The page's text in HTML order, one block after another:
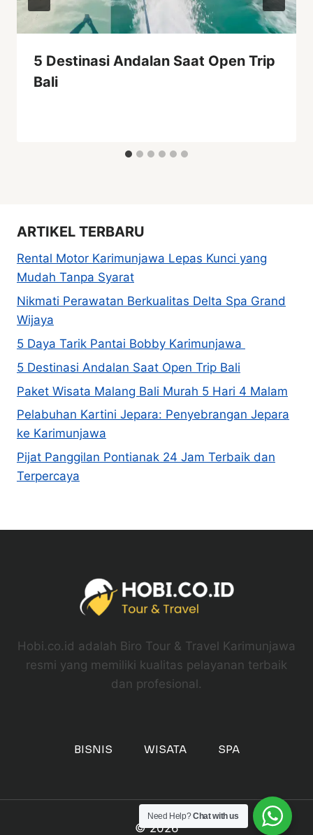
5 Destinasi Andalan Saat Open Trip
Bali
ARTIKEL TERBARU
Rental Motor Karimunjawa Lepas Kunci yang
Mudah Tanpa Syarat
Nikmati Perawatan Berkualitas Delta Spa Grand
Wijaya
5 Daya Tarik Pantai Bobby Karimunjawa
5 Destinasi Andalan Saat Open Trip Bali
Paket Wisata Malang Bali Murah 5 Hari 4 Malam
Pelabuhan Kartini Jepara: Penyebrangan Jepara
ke Karimunjawa
Pijat Panggilan Pontianak 24 Jam Terbaik dan
Terpercaya
Hobi.co.id adalah Biro Tour & Travel Karimunjawa
resmi yang memiliki kualitas pelayanan terbaik
dan profesional.
BISNIS WISATA SPA
© 2026
Need Help?Chat with us